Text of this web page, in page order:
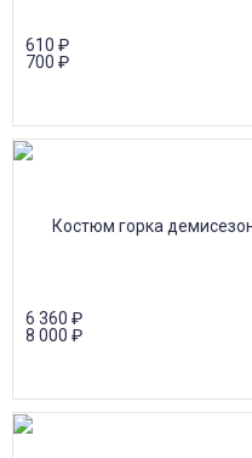
610 ₽
700 ₽
6 360 ₽
8 000 ₽